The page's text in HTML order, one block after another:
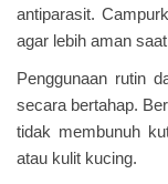
antiparasit.
agar lebih aman
Penggunaan rutin
secara bertahap.
tidak membunuh
atau kulit kucing.